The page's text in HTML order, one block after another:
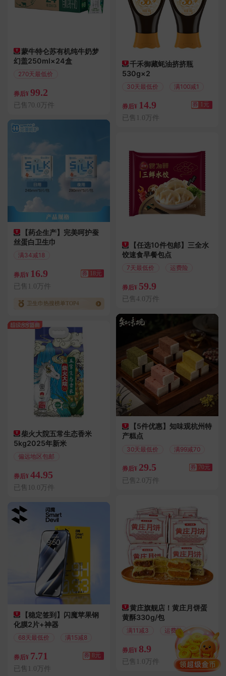
蒙牛特仑苏有机纯牛奶梦
幻盖250ml×24盒
270天最低价
券后¥ 99.2
已售70.0万件
【药企生产】完美呵护蚕
丝蛋白卫生巾
满34减18
券后¥ 16.9 券 18元
已售1.0万件
卫生巾热搜榜单TOP4
柴火大院五常生态香米
5kg2025年新米
偏远地区包邮
券后¥ 44.95
已售10.0万件
【稳定签到】闪魔苹果钢
化膜2片+神器
68天最低价 满15减8
券后¥ 7.71 券 8元
已售1.0万件
千禾御藏蚝油挤挤瓶
530g×2
30天最低价 满100减1
券后¥ 14.9 券 1元
已售1.0万件
【任选10件包邮】三全水
饺速食早餐包点
7天最低价 运费险
券后¥ 59.9
已售4.0万件
【5件优惠】知味观杭州特
产糕点
30天最低价 满99减70
券后¥ 29.5 券 70元
已售2.0万件
黄庄旗舰店！黄庄月饼蛋
黄酥330g/包
满11减3 运费险
券后¥ 8.9 券 3元
已售1.0万件